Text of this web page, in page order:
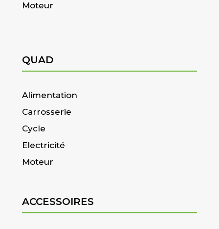
Moteur
QUAD
Alimentation
Carrosserie
Cycle
Electricité
Moteur
ACCESSOIRES